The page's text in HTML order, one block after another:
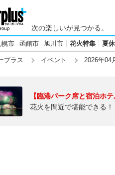
次の楽しいが見つかる。
幌市 函館市 旭川市 花火特集 夏
プラス イベント 2026年04
【臨港パーク席と宿泊ホ
花火を間近で堪能できる